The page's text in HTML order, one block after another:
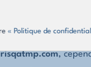
« Politique de
qui pourrait être
,